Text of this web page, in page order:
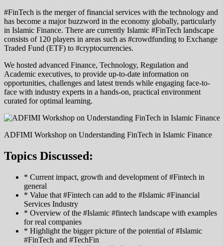
#FinTech is the merger of financial services with the technology and
has become a major buzzword in the economy globally, particularly
in Islamic Finance. There are currently Islamic #FinTech landscape
consists of 120 players in areas such as #crowdfunding to Exchange
Traded Fund (ETF) to #cryptocurrencies.
We hosted advanced Finance, Technology, Regulation and
Academic executives, to provide up-to-date information on
opportunities, challenges and latest trends while engaging face-to-
face with industry experts in a hands-on, practical environment
curated for optimal learning.
ADFIMI Workshop on Understanding FinTech in Islamic Finance
Topics Discussed:
* Current impact, growth and development of #Fintech in
general
* Value that #Fintech can add to the #Islamic #Financial
Services Industry
* Overview of the #Islamic #fintech landscape with examples
for real companies
* Highlight the bigger picture of the potential of #Islamic
#FinTech and #TechFin